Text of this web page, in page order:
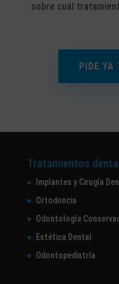
sobre cuál
PIDE
Tratamientos
Implantes y Cirugía
Ortodoncia
Odontología
Estética Dental
Odontopediatría